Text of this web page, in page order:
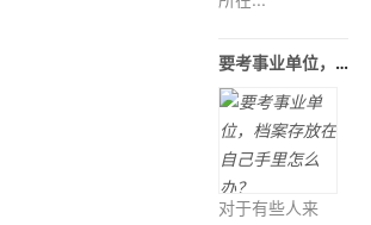
要考事业单位，档案存放在自己手里怎
对于有些人来